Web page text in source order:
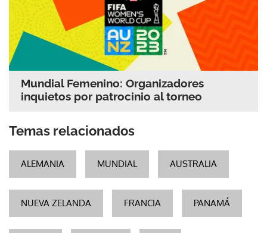
Mundial Femenino: Organizadores
inquietos por patrocinio al torneo
Temas relacionados
ALEMANIA MUNDIAL AUSTRALIA
NUEVA ZELANDA FRANCIA PANAMÁ